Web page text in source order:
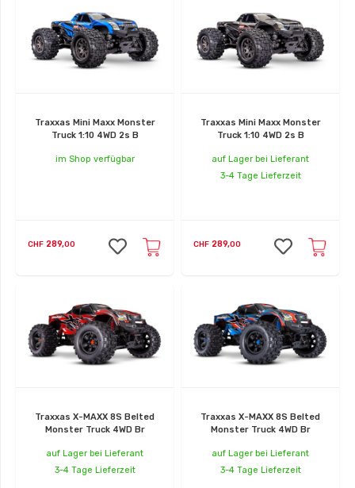
Traxxas Mini Maxx Monster
Truck 1:10 4WD 2s B
im Shop verfügbar
CHF 289,00
Traxxas Mini Maxx Monster
Truck 1:10 4WD 2s B
auf Lager bei Lieferant
3-4 Tage Lieferzeit
CHF 289,00
Traxxas X-MAXX 8S Belted
Monster Truck 4WD Br
auf Lager bei Lieferant
3-4 Tage Lieferzeit
Traxxas X-MAXX 8S Belted
Monster Truck 4WD Br
auf Lager bei Lieferant
3-4 Tage Lieferzeit